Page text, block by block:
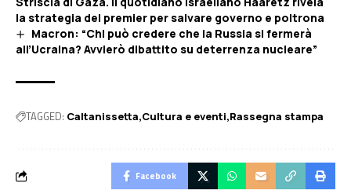
la strategia del premier per salvare governo e poltrona
Macron: “Chi può credere che la Russia si fermerà
all’Ucraina? Avvierò dibattito su deterrenza nucleare”
TAGGED: Caltanissetta Cultura e eventi Rassegna stampa
Facebook